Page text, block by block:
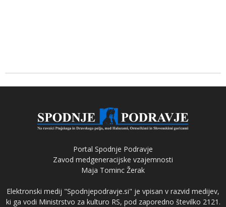
Portal Spodnje Podravje
Zavod medgeneracijske vzajemnosti
Maja Tominc Žerak
Elektronski medij "Spodnjepodravje.si" je vpisan v razvid medijev,
ki ga vodi Ministrstvo za kulturo RS, pod zaporedno številko 2121.